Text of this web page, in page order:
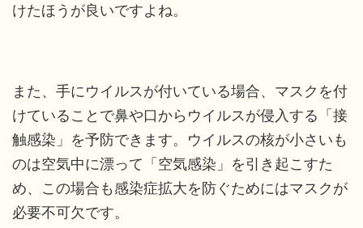
けたほうが良いですよね。
また、手にウイルスが付いている場合、マスクを付
けていることで鼻や口からウイルスが侵入する「接
触感染」を予防できます。ウイルスの核が小さいも
のは空気中に漂って「空気感染」を引き起こすた
め、この場合も感染症拡大を防ぐためにはマスクが
必要不可欠です。